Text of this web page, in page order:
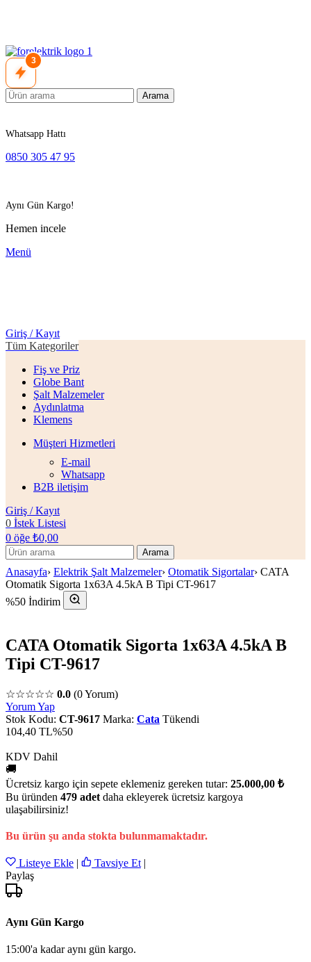
3
Arama
Whatsapp Hattı
0850 305 47 95
Aynı Gün Kargo!
Hemen incele
Menü
Giriş / Kayıt
Tüm Kategoriler
Fiş ve Priz
Globe Bant
Şalt Malzemeler
Aydınlatma
Klemens
Müşteri Hizmetleri
E-mail
Whatsapp
B2B iletişim
Giriş / Kayıt
0 İstek Listesi
0 öğe ₺0,00
Arama
Anasayfa› Elektrik Şalt Malzemeler› Otomatik Sigortalar› CATA
Otomatik Sigorta 1x63A 4.5kA B Tipi CT-9617
%50 İndirim
CATA Otomatik Sigorta 1x63A 4.5kA B
Tipi CT-9617
☆☆☆☆☆ 0.0 (0 Yorum)
Yorum Yap
Stok Kodu: CT-9617 Marka: Cata Tükendi
104,40 TL%50
KDV Dahil
🚚
Ücretsiz kargo için sepete eklemeniz gereken tutar: 25.000,00 ₺
Bu üründen 479 adet daha ekleyerek ücretsiz kargoya
ulaşabilirsiniz!
Bu ürün şu anda stokta bulunmamaktadır.
Listeye Ekle | Tavsiye Et |
Paylaş
Aynı Gün Kargo
15:00'a kadar aynı gün kargo.